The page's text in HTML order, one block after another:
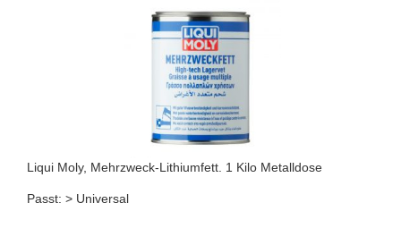
Liqui Moly, Mehrzweck-Lithiumfett. 1 Kilo Metalldose
Passt: > Universal